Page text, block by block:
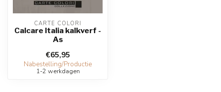
CARTE COLORI
Calcare Italia kalkverf -
As
€65,95
Nabestelling/Productie
1-2 werkdagen